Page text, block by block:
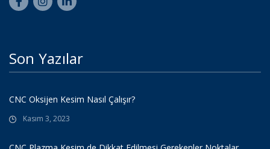
Son Yazılar
CNC Oksijen Kesim Nasıl Çalışır?
Kasım 3, 2023